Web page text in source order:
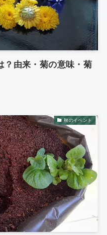
？由来・菊の意味・菊
秋のイベント